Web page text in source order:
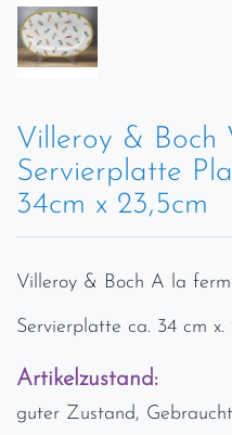
Villeroy &
Servierplatte
34cm x 23,5cm
Villeroy & Boch A la
Servierplatte ca. 34 cm x.
Artikelzustand:
guter Zustand,